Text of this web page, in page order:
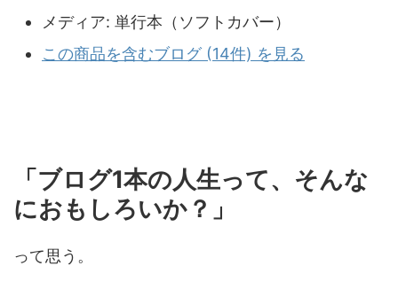
メディア: 単行本（ソフトカバー）
この商品を含むブログ (14件) を見る
「ブログ1本の人生って、そんな
におもしろいか？」
って思う。